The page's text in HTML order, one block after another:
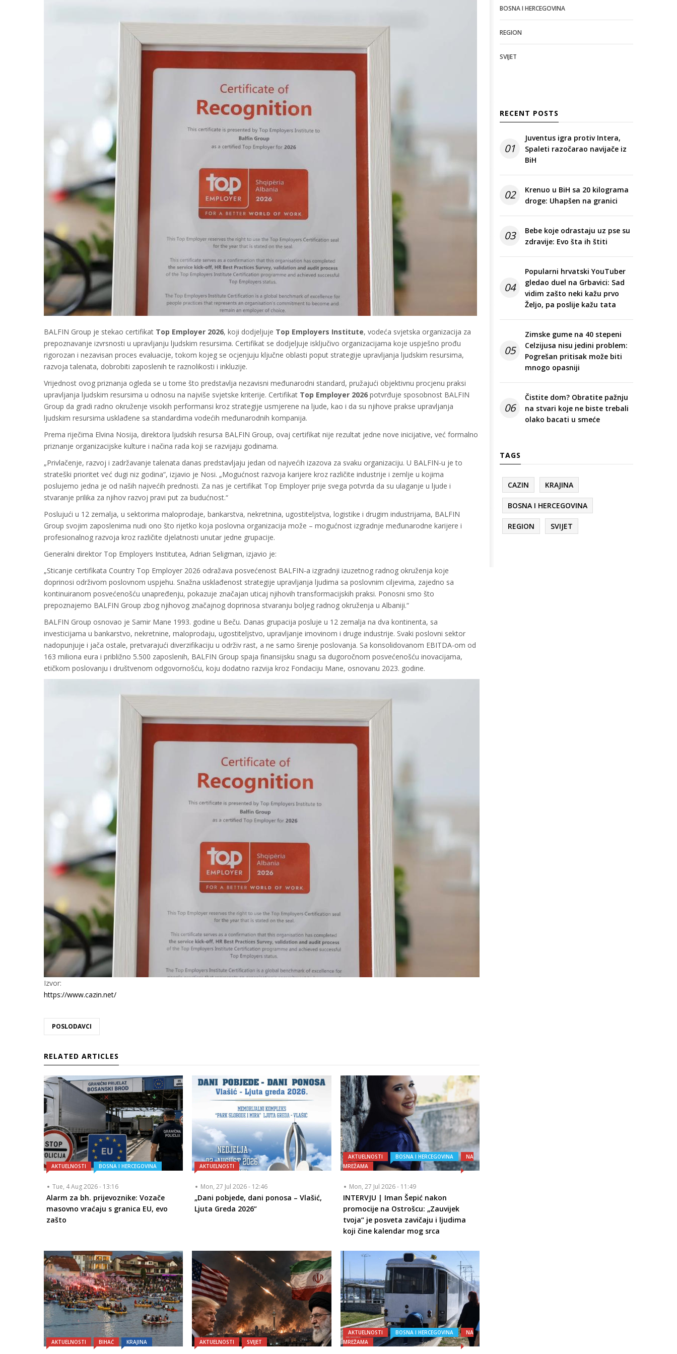
BALFIN Group je stekao certifikat Top Employer 2026, koji dodjeljuje Top Employers Institute, vodeća svjetska organizacija za
prepoznavanje izvrsnosti u upravljanju ljudskim resursima. Certifikat se dodjeljuje isključivo organizacijama koje uspješno prođu
rigorozan i nezavisan proces evaluacije, tokom kojeg se ocjenjuju ključne oblasti poput strategije upravljanja ljudskim resursima,
razvoja talenata, dobrobiti zaposlenih te raznolikosti i inkluzije.
Vrijednost ovog priznanja ogleda se u tome što predstavlja nezavisni međunarodni standard, pružajući objektivnu procjenu praksi
upravljanja ljudskim resursima u odnosu na najviše svjetske kriterije. Certifikat Top Employer 2026 potvrđuje sposobnost BALFIN
Group da gradi radno okruženje visokih performansi kroz strategije usmjerene na ljude, kao i da su njihove prakse upravljanja
ljudskim resursima usklađene sa standardima vodećih međunarodnih kompanija.
Prema riječima Elvina Nosija, direktora ljudskih resursa BALFIN Group, ovaj certifikat nije rezultat jedne nove inicijative, već formalno
priznanje organizacijske kulture i načina rada koji se razvijaju godinama.
„Privlačenje, razvoj i zadržavanje talenata danas predstavljaju jedan od najvećih izazova za svaku organizaciju. U BALFIN-u je to
strateški prioritet već dugi niz godina“, izjavio je Nosi. „Mogućnost razvoja karijere kroz različite industrije i zemlje u kojima
poslujemo jedna je od naših najvećih prednosti. Za nas je certifikat Top Employer prije svega potvrda da su ulaganje u ljude i
stvaranje prilika za njihov razvoj pravi put za budućnost.“
Poslujući u 12 zemalja, u sektorima maloprodaje, bankarstva, nekretnina, ugostiteljstva, logistike i drugim industrijama, BALFIN
Group svojim zaposlenima nudi ono što rijetko koja poslovna organizacija može – mogućnost izgradnje međunarodne karijere i
profesionalnog razvoja kroz različite djelatnosti unutar jedne grupacije.
Generalni direktor Top Employers Institutea, Adrian Seligman, izjavio je:
„Sticanje certifikata Country Top Employer 2026 odražava posvećenost BALFIN-a izgradnji izuzetnog radnog okruženja koje
doprinosi održivom poslovnom uspjehu. Snažna usklađenost strategije upravljanja ljudima sa poslovnim ciljevima, zajedno sa
kontinuiranom posvećenošću unapređenju, pokazuje značajan uticaj njihovih transformacijskih praksi. Ponosni smo što
prepoznajemo BALFIN Group zbog njihovog značajnog doprinosa stvaranju boljeg radnog okruženja u Albaniji.“
BALFIN Group osnovao je Samir Mane 1993. godine u Beču. Danas grupacija posluje u 12 zemalja na dva kontinenta, sa
investicijama u bankarstvo, nekretnine, maloprodaju, ugostiteljstvo, upravljanje imovinom i druge industrije. Svaki poslovni sektor
nadopunjuje i jača ostale, pretvarajući diverzifikaciju u održiv rast, a ne samo širenje poslovanja. Sa konsolidovanom EBITDA-om od
163 miliona eura i približno 5.500 zaposlenih, BALFIN Group spaja finansijsku snagu sa dugoročnom posvećenošću inovacijama,
etičkom poslovanju i društvenom odgovornošću, koju dodatno razvija kroz Fondaciju Mane, osnovanu 2023. godine.
Izvor:
https://www.cazin.net/
POSLODAVCI
RELATED ARTICLES
AKTUELNOSTI BOSNA I HERCEGOVINA
Tue, 4 Aug 2026 - 13:16
Alarm za bh. prijevoznike: Vozače
masovno vraćaju s granica EU, evo
zašto
AKTUELNOSTI
Mon, 27 Jul 2026 - 12:46
„Dani pobjede, dani ponosa – Vlašić,
Ljuta Greda 2026“
AKTUELNOSTI BOSNA I HERCEGOVINA
NA
MREŽAMA
Mon, 27 Jul 2026 - 11:49
INTERVJU | Iman Šepić nakon
promocije na Ostrošcu: „Zauvijek
tvoja“ je posveta zavičaju i ljudima
koji čine kalendar mog srca
AKTUELNOSTI BIHAĆ KRAJINA AKTUELNOSTI SVIJET
AKTUELNOSTI BOSNA I HERCEGOVINA
NA
MREŽAMA
BOSNA I HERCEGOVINA
REGION
SVIJET
RECENT POSTS
01
Juventus igra protiv Intera,
Spaleti razočarao navijače iz
BiH
02
Krenuo u BiH sa 20 kilograma
droge: Uhapšen na granici
03
Bebe koje odrastaju uz pse su
zdravije: Evo šta ih štiti
04
Popularni hrvatski YouTuber
gledao duel na Grbavici: Sad
vidim zašto neki kažu prvo
Željo, pa poslije kažu tata
05
Zimske gume na 40 stepeni
Celzijusa nisu jedini problem:
Pogrešan pritisak može biti
mnogo opasniji
06
Čistite dom? Obratite pažnju
na stvari koje ne biste trebali
olako bacati u smeće
TAGS
CAZIN KRAJINA
BOSNA I HERCEGOVINA
REGION SVIJET